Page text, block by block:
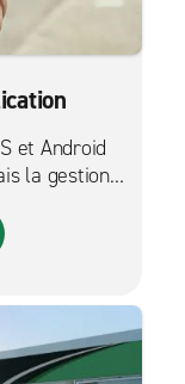
et Android
la gestion